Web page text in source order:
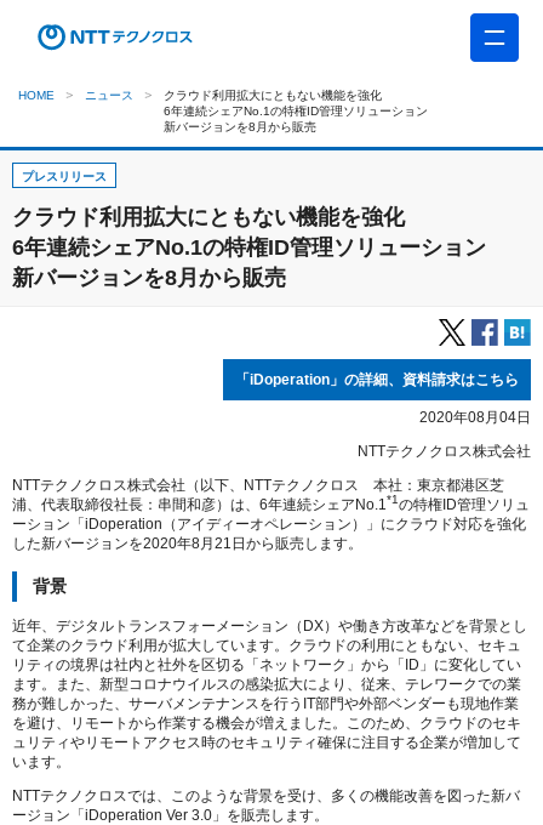
HOME ニュース
クラウド利用拡大にともない機能を強化
6年連続シェアNo.1の特権ID管理ソリューション
新バージョンを8月から販売
プレスリリース
クラウド利用拡大にともない機能を強化
6年連続シェアNo.1の特権ID管理ソリューション
新バージョンを8月から販売
「iDoperation」の詳細、資料請求はこちら
2020年08月04日
NTTテクノクロス株式会社
NTTテクノクロス株式会社（以下、NTTテクノクロス 本社：東京都港区芝
浦、代表取締役社長：串間和彦）は、6年連続シェアNo.1*1の特権ID管理ソリュ
ーション「iDoperation（アイディーオペレーション）」にクラウド対応を強化
した新バージョンを2020年8月21日から販売します。
背景
近年、デジタルトランスフォーメーション（DX）や働き方改革などを背景とし
て企業のクラウド利用が拡大しています。クラウドの利用にともない、セキュ
リティの境界は社内と社外を区切る「ネットワーク」から「ID」に変化してい
ます。また、新型コロナウイルスの感染拡大により、従来、テレワークでの業
務が難しかった、サーバメンテナンスを行うIT部門や外部ベンダーも現地作業
を避け、リモートから作業する機会が増えました。このため、クラウドのセキ
ュリティやリモートアクセス時のセキュリティ確保に注目する企業が増加して
います。
NTTテクノクロスでは、このような背景を受け、多くの機能改善を図った新バ
ージョン「iDoperation Ver 3.0」を販売します。